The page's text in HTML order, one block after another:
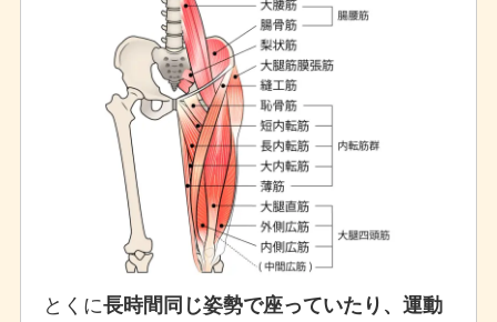
とくに長時間同じ姿勢で座っていたり、運動